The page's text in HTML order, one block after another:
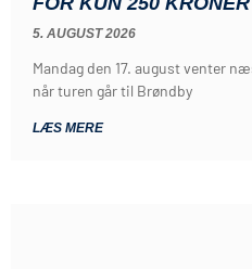
5. AUGUST 2026
Mandag den 17. august venter
når turen går til Brøndby
LÆS MERE